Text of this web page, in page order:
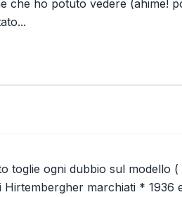
che ho potuto vedere (ahime!
toglie ogni dubbio sul modello
marchiati * 1936